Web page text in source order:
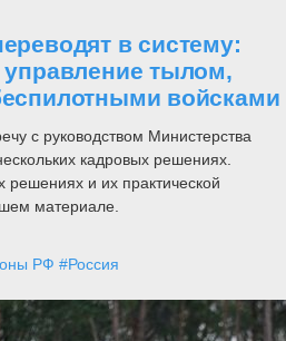
в систему:
управление тылом,
войсками
с руководством Министерства
кадровых решениях.
и их практической
материале.
РФ #Россия